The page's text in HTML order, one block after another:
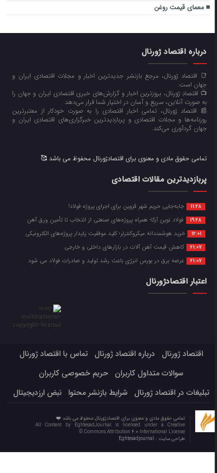
معمای قیمت روغن
درباره اقتصاد ژورنال
📑 اقتصاد ژورنال، مرجع بازنشر جدیدترین اخبار و مجلات اقتصادی ایران و
جهان است.
📺 اقتصاد ژورنال، بروزترین اخبار و گزارش‌های خبری اقتصادی ایران و جهان را
به صورت آنلاین، سریع و آسان در اختیار شما قرار می‌‌دهد.
📰 اقتصاد ژورنال، تمامی اخبار اقتصادی را به صورت خودکار از معتبرترین
روزنامه‌ها و مجلات اقتصادی و پربازدیدترین خبرگزاری‌های اقتصادی ایران و
جهان گردآوری می‌کند.
تمامی حقوق مادی و معنوی برای اقتصادژورنال محفوظ می باشد 🥰
پربازدیدترین مقالات اقتصادی
11:28 جابه‌جایی حریم شهر قزوین برای اجرای پروژه فولاد!
19:28 فولاد نوین آرکا؛ همراه پروژه‌های صنعتی از انتخاب تا تأمین ورق آهن
12:01 خرید هوشمندانه میکروکنترلر؛ کلید موفقیت پایدار پروژه‌های الکترونیکی
21:07 کاهش قیمت آهن آلات در بازارهای داخلی و خارجی
21:07 عرضه برق در بورس انرژی باعث رشد تولید و صادرات فولاد می شود
اعتبار اقتصادژورنال
اقتصاد ژورنال درباره اقتصاد ژورنال
تماس با اقتصاد ژورنال
سوالات متداول کاربران
حریم خصوصی کاربران
تبلیغات در اقتصاد ژورنال
شرایط بازنشر محتوا نبض ارزدیجیتال
تمامی حقوق مادی و معنوی برای اقتصادژورنال محفوظ می باشد ❤️
All Content by EghtesadJournal is licensed under a Creative
Commons Attribution 4.0 International License ©️
طراحی سایت :